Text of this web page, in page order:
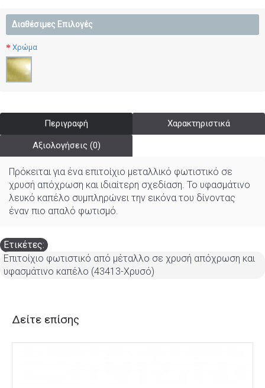
Διαθέσιμες Επιλογές
Χρώμα
Περιγραφή Χαρακτηριστικά
Αξιολογήσεις (0)
Πρόκειται για ένα επιτοίχιο μεταλλικό φωτιστικό σε
χρυσή απόχρωση και ιδιαίτερη σχεδίαση. Το υφασμάτινο
λευκό καπέλο συμπληρώνει την εικόνα του δίνοντας
έναν πιο απαλό φωτισμό.
Ετικέτες:
Επιτοίχιο φωτιστικό από μέταλλο σε χρυσή απόχρωση και
υφασμάτινο καπέλο (43413-Χρυσό)
Δείτε επίσης